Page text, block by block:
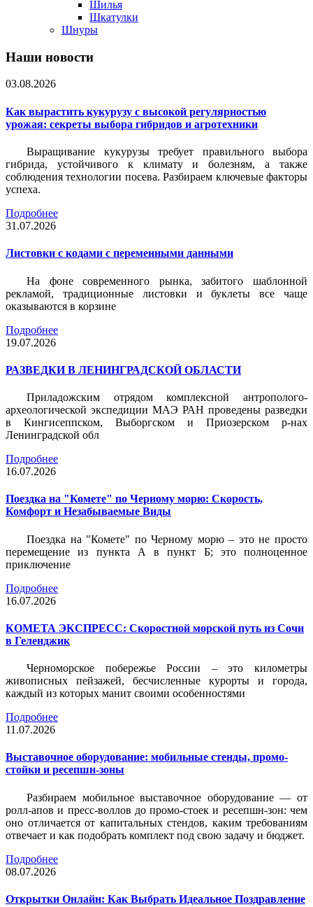
Шилья
Шкатулки
Шнуры
Наши новости
03.08.2026
Как вырастить кукурузу с высокой регулярностью
урожая: секреты выбора гибридов и агротехники
Выращивание кукурузы требует правильного выбора
гибрида, устойчивого к климату и болезням, а также
соблюдения технологии посева. Разбираем ключевые факторы
успеха.
Подробнее
31.07.2026
Листовки c кодами с переменными данными
На фоне современного рынка, забитого шаблонной
рекламой, традиционные листовки и буклеты все чаще
оказываются в корзине
Подробнее
19.07.2026
РАЗВЕДКИ В ЛЕНИНГРАДСКОЙ ОБЛАСТИ
Приладожским отрядом комплексной антрополого-
археологической экспедиции МАЭ РАН проведены разведки
в Кингисеппском, Выборгском и Приозерском р-нах
Ленинградской обл
Подробнее
16.07.2026
Поездка на "Комете" по Черному морю: Скорость,
Комфорт и Незабываемые Виды
Поездка на "Комете" по Черному морю – это не просто
перемещение из пункта А в пункт Б; это полноценное
приключение
Подробнее
16.07.2026
КОМЕТА ЭКСПРЕСС: Скоростной морской путь из Сочи
в Геленджик
Черноморское побережье России – это километры
живописных пейзажей, бесчисленные курорты и города,
каждый из которых манит своими особенностями
Подробнее
11.07.2026
Выставочное оборудование: мобильные стенды, промо-
стойки и ресепшн-зоны
Разбираем мобильное выставочное оборудование — от
ролл-апов и пресс-воллов до промо-стоек и ресепшн-зон: чем
оно отличается от капитальных стендов, каким требованиям
отвечает и как подобрать комплект под свою задачу и бюджет.
Подробнее
08.07.2026
Открытки Онлайн: Как Выбрать Идеальное Поздравление